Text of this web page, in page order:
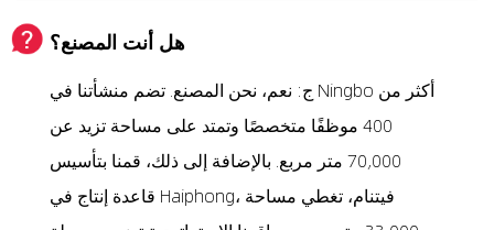
هل أنت المصنع؟
ج: نعم، نحن المصنع. تضم منشأتنا في Ningbo أكثر من
400 موظفًا متخصصًا وتمتد على مساحة تزيد عن
70,000 متر مربع. بالإضافة إلى ذلك، قمنا بتأسيس
قاعدة إنتاج في Haiphong، فيتنام، تغطي مساحة